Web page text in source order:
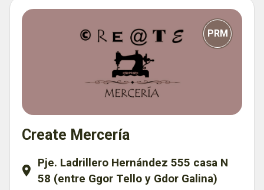
PRM
Create Mercería
Pje. Ladrillero Hernández 555 casa N
58 (entre Ggor Tello y Gdor Galina)